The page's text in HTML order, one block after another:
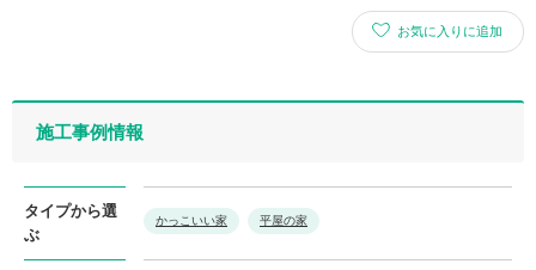
お気に入りに追加
施工事例情報
タイプから選
ぶ
かっこいい家 平屋の家